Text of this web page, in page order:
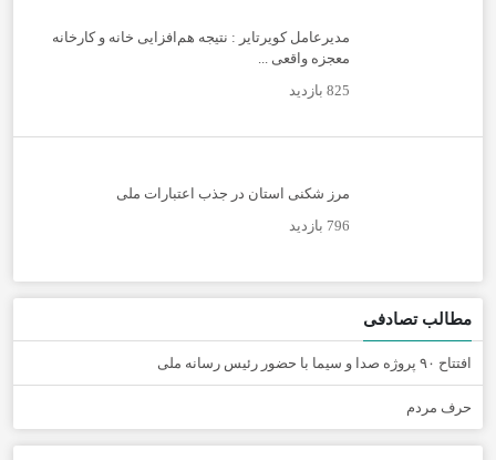
مدیرعامل کویرتایر : نتیجه هم‌افزایی خانه و کارخانه
معجزه واقعی ...
825 بازدید
مرز شکنی استان در جذب اعتبارات ملی
796 بازدید
مطالب تصادفی
افتتاح ۹۰ پروژه صدا و سیما با حضور رئیس رسانه ملی
حرف مردم